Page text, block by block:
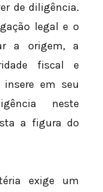
de diligência.
legal e o
a origem, a
fiscal e
em seu
neste
a figura do
exige um